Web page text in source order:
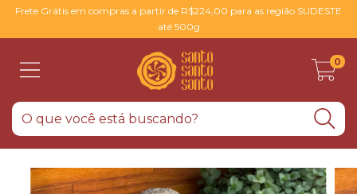
Frete Grátis em compras a partir de R$224,00 para as região SUDESTE
até 500g
0